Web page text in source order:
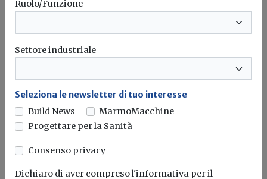
Ruolo/Funzione
Settore industriale
Seleziona le newsletter di tuo interesse
Build News
MarmoMacchine
Progettare per la Sanità
Consenso privacy
Dichiaro di aver compreso l'informativa per il